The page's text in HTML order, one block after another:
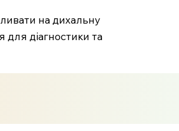
на дихальну
діагностики та